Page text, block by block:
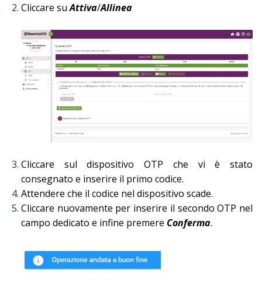
Cliccare suAttiva/Allinea
Cliccare sul dispositivo OTP che vi è stato
consegnato e inserire il primo codice.
Attendere che il codice nel dispositivo scade.
Cliccare nuovamente per inserire il secondo OTP nel
campo dedicato e infine premere Conferma.